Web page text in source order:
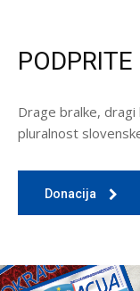
Drage bralke,
pluralnost
Donacija